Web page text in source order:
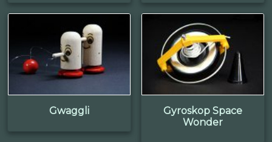
Gwaggli
Gyroskop Space
Wonder